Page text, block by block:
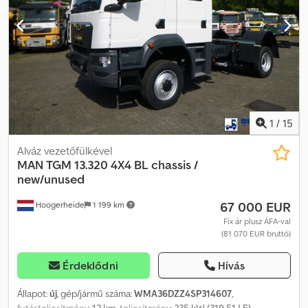
1 / 15
Hoogerheide 1 199 km
Alváz vezetőfülkével
MAN TGM 13.320 4X4 BL chassis /
new/unused
67 000 EUR
Fix ár plusz ÁFA-val
(81 070 EUR bruttó)
Érdeklődni Hívás
Állapot:új, gép/jármű száma:WMA36DZZ4SP314607,